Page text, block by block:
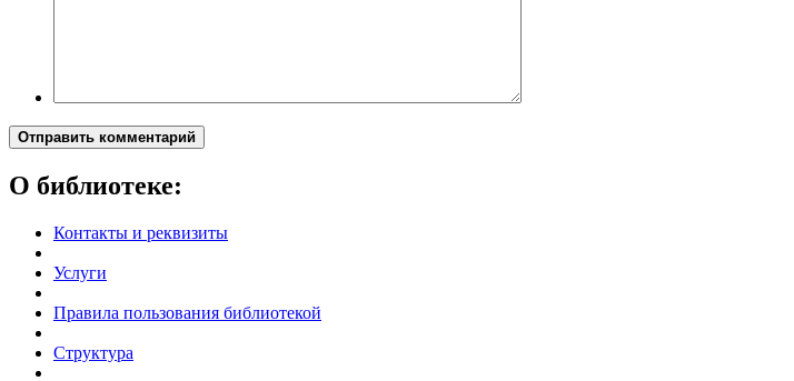
Отправить комментарий
О библиотеке:
Контакты и реквизиты
Услуги
Правила пользования библиотекой
Структура